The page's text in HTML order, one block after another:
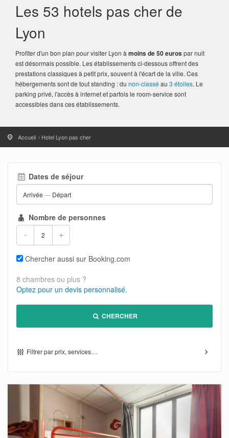
Les 53 hotels pas cher de
Lyon
Profiter d'un bon plan pour visiter Lyon àmoins de 50 eurospar nuit
est désormais possible. Les établissements ci-dessous offrent des
prestations classiques à petit prix, souvent à l'écart de la ville. Ces
hébergements sont de tout standing : du non-classéau 3 étoiles. Le
parking privé, l'accès à internet et parfois le room-service sont
accessibles dans ces établissements.
Accueil Hotel Lyon pas cher
Dates de séjour
Arrivée — Départ
Nombre de personnes
- +
Chercher aussi sur Booking.com
8 chambres ou plus ?
Optez pour un devis personnalisé.
CHERCHER
Filtrer par prix, services…